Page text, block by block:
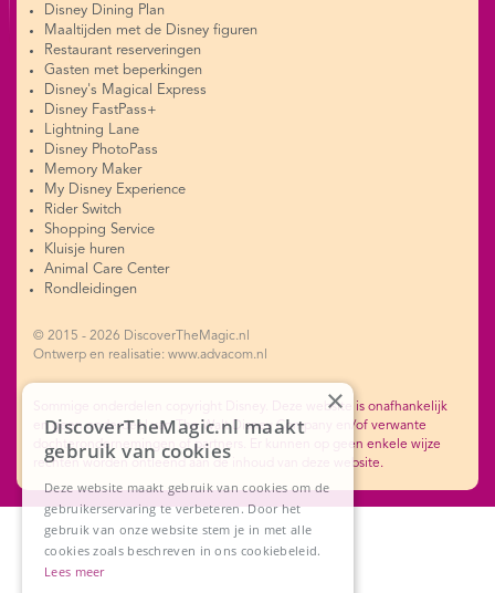
Disney Dining Plan
Maaltijden met de Disney figuren
Restaurant reserveringen
Gasten met beperkingen
Disney's Magical Express
Disney FastPass+
Lightning Lane
Disney PhotoPass
Memory Maker
My Disney Experience
Rider Switch
Shopping Service
Kluisje huren
Animal Care Center
Rondleidingen
© 2015 - 2026 DiscoverTheMagic.nl
Ontwerp en realisatie: www.advacom.nl
Sommige onderdelen copyright Disney. Deze website is onafhankelijk
en geen onderdeel van The Walt Disney Company en/of verwante
dochterondernemingen of partners. Er kunnen op geen enkele wijze
rechten worden ontleend aan de inhoud van deze website.
DiscoverTheMagic.nl maakt
gebruik van cookies
Deze website maakt gebruik van cookies om de
gebruikerservaring te verbeteren. Door het
gebruik van onze website stem je in met alle
cookies zoals beschreven in ons cookiebeleid.
Lees meer
×